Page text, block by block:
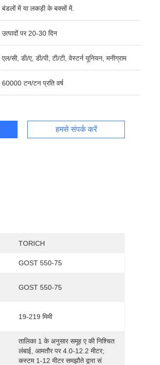
बंडलों में या लकड़ी के बक्सों में.
उत्पादों पर 20-30 दिन
एल/सी, डी/ए, डी/पी, टी/टी, वेस्टर्न यूनियन, मनीग्राम
60000 टन/टन प्रति वर्ष
हमसे संपर्क करें
TORICH
GOST 550-75
GOST 550-75
19-219 मिमी
तालिका 1 के अनुसार समूह ए की निश्चित
लंबाई, आमतौर पर 4.0-12.2 मीटर;
कस्टम 1-12 मीटर समझौते द्वारा सं